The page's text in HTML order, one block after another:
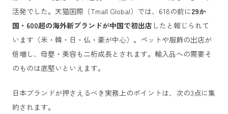
活発でした。天猫国際（Tmall Global）では、618の前に29か
国・600超の海外新ブランドが中国で初出店 したと報じられて
います（米・韓・日・仏・豪が中心）。ペットや服飾の出店が
倍増し、母婴・美容も二桁成長とされます。輸入品への需要そ
のものは底堅いといえます。
日本ブランドが押さえるべき実務上のポイントは、次の3点に集
約されます。